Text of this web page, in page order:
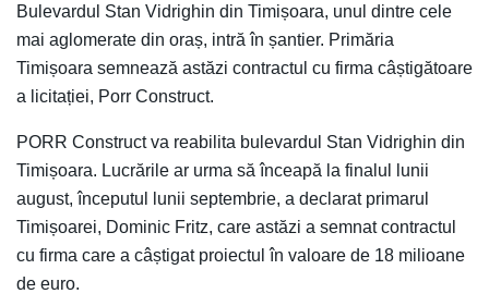
Bulevardul Stan Vidrighin din Timișoara, unul dintre cele
mai aglomerate din oraș, intră în șantier. Primăria
Timișoara semnează astăzi contractul cu firma câștigătoare
a licitației, Porr Construct.
PORR Construct va reabilita bulevardul Stan Vidrighin din
Timișoara. Lucrările ar urma să înceapă la finalul lunii
august, începutul lunii septembrie, a declarat primarul
Timișoarei, Dominic Fritz, care astăzi a semnat contractul
cu firma care a câștigat proiectul în valoare de 18 milioane
de euro.